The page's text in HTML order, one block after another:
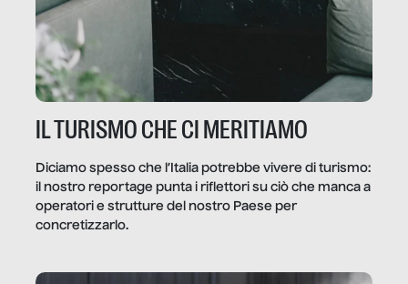
IL TURISMO CHE CI MERITIAMO
Diciamo spesso che l’Italia potrebbe vivere di turismo:
il nostro reportage punta i riflettori su ciò che manca a
operatori e strutture del nostro Paese per
concretizzarlo.